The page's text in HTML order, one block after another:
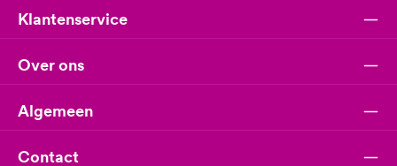
Klantenservice
Over ons
Algemeen
Contact